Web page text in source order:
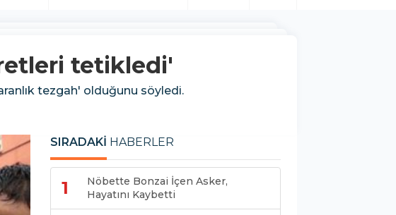
tetikledi'
tezgah' olduğunu söyledi.
SIRADAKİ HABERLER
1
Nöbette Bonzai İçen Asker,
Hayatını Kaybetti